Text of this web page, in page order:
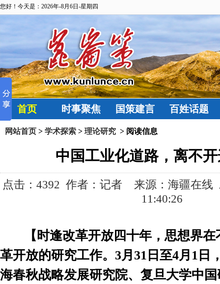
您好！今天是：2026年-8月6日-星期四
首页 时事聚焦 国策建言 百姓话题
网站首页 > 学术探索 > 理论研究 > 阅读信息
中国工业化道路，离不
点击： 4392 作者：记者 来源：海疆在线
11:40:26
【时逢改革开放四十年，思想界在
革开放的研究工作。 3月 31 日至4月 1 日
海春秋战略发展研究院、复旦大学中